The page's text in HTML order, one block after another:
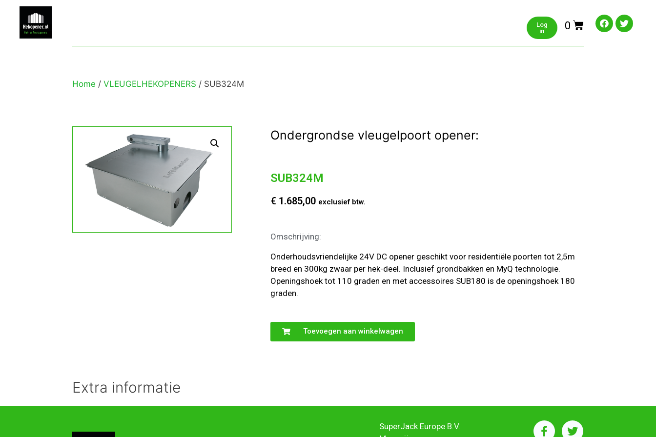
Log
in
0
Home / VLEUGELHEKOPENERS / SUB324M
Ondergrondse vleugelpoort opener:
SUB324M
€ 1.685,00 exclusief btw.
Omschrijving:
Onderhoudsvriendelijke 24V DC opener geschikt voor residentiële poorten tot 2,5m
breed en 300kg zwaar per hek-deel. Inclusief grondbakken en MyQ technologie.
Openingshoek tot 110 graden en met accessoires SUB180 is de openingshoek 180
graden.
Toevoegen aan winkelwagen
Extra informatie
SuperJack Europe B.V.